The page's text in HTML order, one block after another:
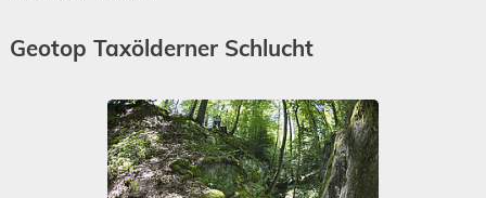
Geotop Taxölderner Schlucht